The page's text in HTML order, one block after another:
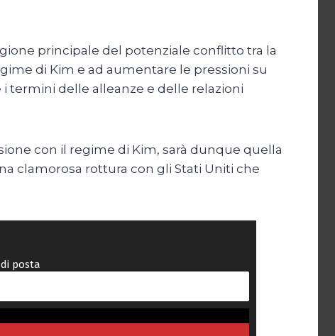
principale del potenziale conflitto tra la
di Kim e ad aumentare le pressioni su
termini delle alleanze e delle relazioni
con il regime di Kim, sarà dunque quella
clamorosa rottura con gli Stati Uniti che
posta